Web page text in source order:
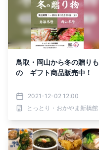
鳥取・岡山から冬の贈りも
の ギフト商品販売中！
2021-12-02 12:00
とっとり・おかやま新橋館